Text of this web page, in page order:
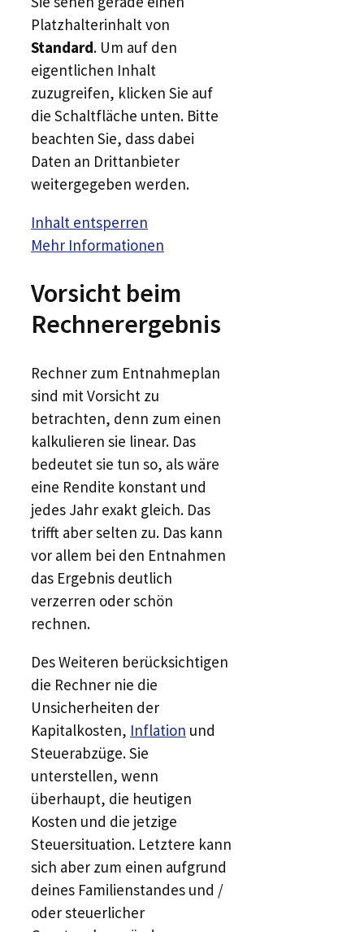
Platzhalterinhalt von
Standard. Um auf den
eigentlichen Inhalt
zuzugreifen, klicken Sie auf
die Schaltfläche unten. Bitte
beachten Sie, dass dabei
Daten an Drittanbieter
weitergegeben werden.
Inhalt entsperren
Mehr Informationen
Vorsicht beim
Rechnerergebnis
Rechner zum Entnahmeplan
sind mit Vorsicht zu
betrachten, denn zum einen
kalkulieren sie linear. Das
bedeutet sie tun so, als wäre
eine Rendite konstant und
jedes Jahr exakt gleich. Das
trifft aber selten zu. Das kann
vor allem bei den Entnahmen
das Ergebnis deutlich
verzerren oder schön
rechnen.
Des Weiteren berücksichtigen
die Rechner nie die
Unsicherheiten der
Kapitalkosten, Inflation und
Steuerabzüge. Sie
unterstellen, wenn
überhaupt, die heutigen
Kosten und die jetzige
Steuersituation. Letztere kann
sich aber zum einen aufgrund
deines Familienstandes und /
oder steuerlicher